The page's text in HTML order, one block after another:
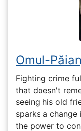
Omul-
Fighting crime
that doesn't
seeing his old
sparks a change
the power to